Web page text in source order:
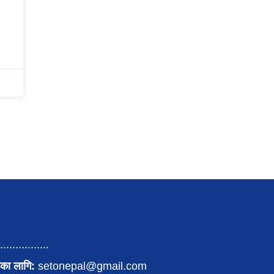
लागि: setonepal@gmail.com